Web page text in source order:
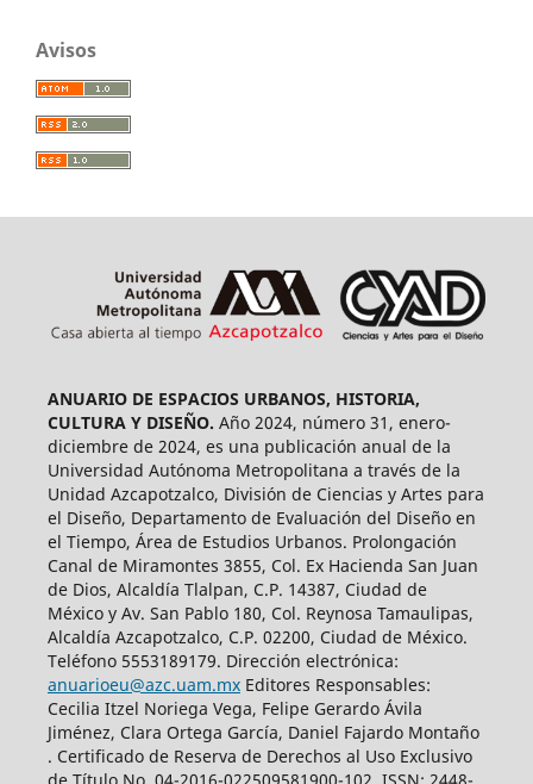
Avisos
ANUARIO DE ESPACIOS URBANOS, HISTORIA,
CULTURA Y DISEÑO. Año 2024, número 31, enero-
diciembre de 2024, es una publicación anual de la
Universidad Autónoma Metropolitana a través de la
Unidad Azcapotzalco, División de Ciencias y Artes para
el Diseño, Departamento de Evaluación del Diseño en
el Tiempo, Área de Estudios Urbanos. Prolongación
Canal de Miramontes 3855, Col. Ex Hacienda San Juan
de Dios, Alcaldía Tlalpan, C.P. 14387, Ciudad de
México y Av. San Pablo 180, Col. Reynosa Tamaulipas,
Alcaldía Azcapotzalco, C.P. 02200, Ciudad de México.
Teléfono 5553189179. Dirección electrónica:
anuarioeu@azc.uam.mxEditores Responsables:
Cecilia Itzel Noriega Vega, Felipe Gerardo Ávila
Jiménez, Clara Ortega García, Daniel Fajardo Montaño
. Certificado de Reserva de Derechos al Uso Exclusivo